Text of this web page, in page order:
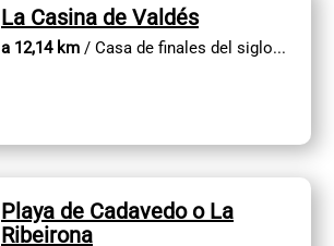
La Casina de Valdés
a 12,14 km / Casa de finales del siglo...
Playa de Cadavedo o La
Ribeirona